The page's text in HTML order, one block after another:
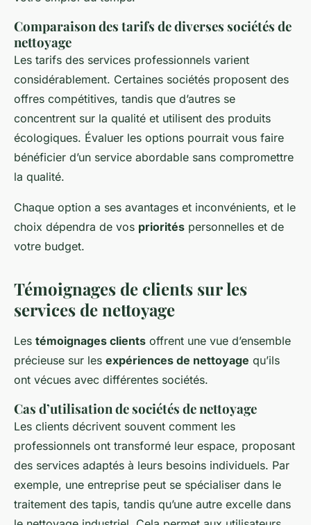
Comparaison des tarifs de diverses sociétés de
nettoyage
Les tarifs des services professionnels varient
considérablement. Certaines sociétés proposent des
offres compétitives, tandis que d’autres se
concentrent sur la qualité et utilisent des produits
écologiques. Évaluer les options pourrait vous faire
bénéficier d’un service abordable sans compromettre
la qualité.
Chaque option a ses avantages et inconvénients, et le
choix dépendra de vos priorités personnelles et de
votre budget.
Témoignages de clients sur les
services de nettoyage
Les témoignages clients offrent une vue d’ensemble
précieuse sur les expériences de nettoyage qu’ils
ont vécues avec différentes sociétés.
Cas d’utilisation de sociétés de nettoyage
Les clients décrivent souvent comment les
professionnels ont transformé leur espace, proposant
des services adaptés à leurs besoins individuels. Par
exemple, une entreprise peut se spécialiser dans le
traitement des tapis, tandis qu’une autre excelle dans